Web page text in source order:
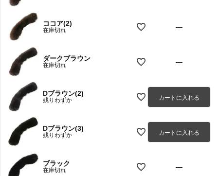
ココア(2)
在庫切れ —
ダークブラウン
在庫切れ —
Dブラウン(2)
残りわずか カートに入れる
Dブラウン(3)
残りわずか カートに入れる
ブラック
在庫切れ —